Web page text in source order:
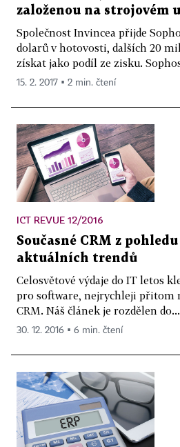
založenou na strojovém
Společnost Invincea přijde
dolarů v hotovosti, dalších 20
získat jako podíl ze zisku.
15. 2. 2017 ▪ 2 min. čtení
ICT REVUE 12/2016
Současné CRM z
aktuálních trendů
Celosvětové výdaje do IT letos
pro software, nejrychleji přitom
CRM. Náš článek je rozdělen do...
30. 12. 2016 ▪ 6 min. čtení